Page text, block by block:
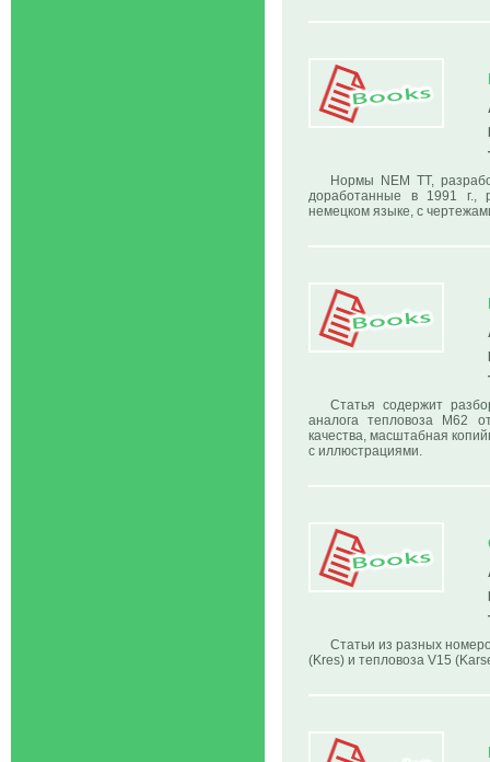
Нормы NEM TT,
доработанные в 1991 г.,
немецком языке, с
Статья содержит
аналога тепловоза М62
качества, масштабная
с иллюстрациями.
Статьи из разных
(Kres) и тепловоза V15